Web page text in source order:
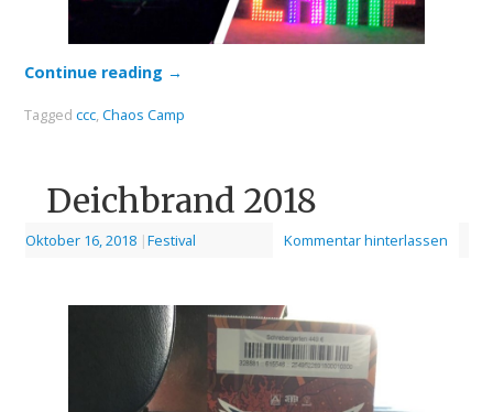
Continue reading →
Tagged ccc, Chaos Camp
Deichbrand 2018
Oktober 16, 2018 |Festival Kommentar hinterlassen